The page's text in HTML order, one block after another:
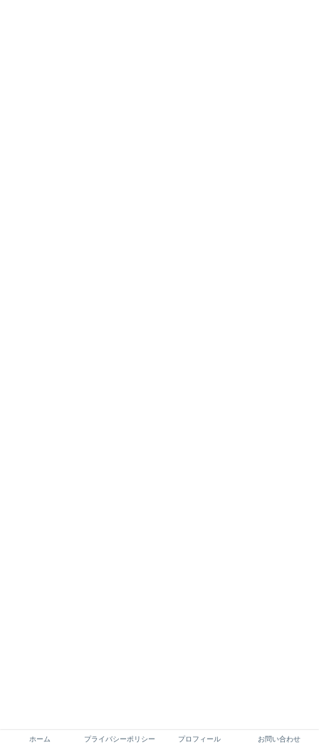
ホーム プライバシーポリシー プロフィール お問い合わせ